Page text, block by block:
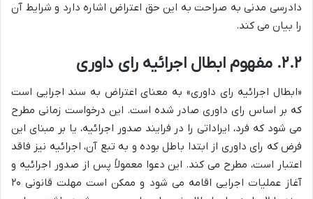
دادرسی مدنی به صراحت به این حق اعتراض اشاره دارد و شرایط آن
را بیان می کند.
۲.۲. مفهوم ابطال اجرائیه رای داوری
«ابطال اجرائیه رای داوری» به معنای اعتراض به سند اجرایی است
که بر اساس رای داوری صادر شده است. این درخواست زمانی مطرح
می شود که فرد، ایراداتی را در فرایند صدور اجرائیه، یا بر مبنای این
فرض که رای داوری از ابتدا باطل بوده و به تبع آن، اجرائیه نیز فاقد
اعتبار است، مطرح می کند. این دعوا معمولاً پس از صدور اجرائیه و
آغاز عملیات اجرایی اقامه می شود و ممکن است مهلت قانونی ۲۰